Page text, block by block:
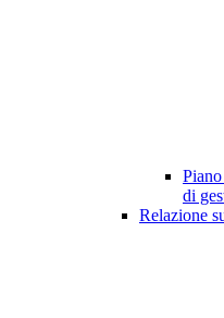
di
Relazione